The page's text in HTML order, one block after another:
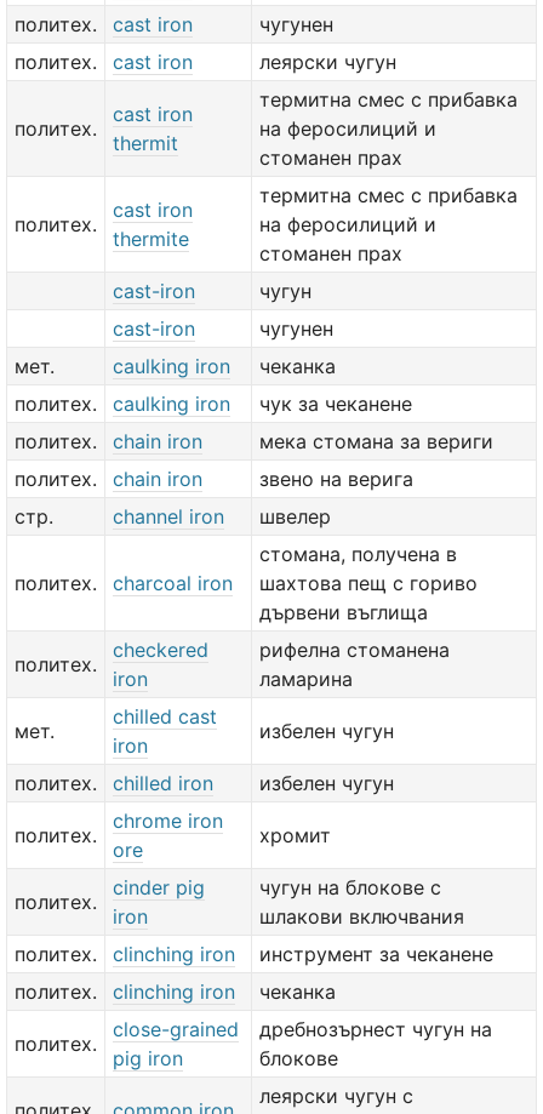
политех.
cast iron
чугунен
политех.
cast iron леярски чугун
политех.
cast iron
thermit
термитна смес с прибавка
на феросилиций и
стоманен прах
политех.
cast iron
thermite
термитна смес с прибавка
на феросилиций и
стоманен прах
cast-iron
чугун
cast-iron
чугунен
мет.
caulking iron
чеканка
политех.
caulking iron
чук за чеканене
политех.
chain iron
мека стомана за вериги
политех.
chain iron
звено на верига
стр.
channel iron швелер
политех. charcoal iron
стомана, получена в
шахтова пещ с гориво
дървени въглища
политех.
checkered
iron
рифелна стоманена
ламарина
мет.
chilled cast
iron
избелен чугун
политех. chilled iron избелен чугун
политех.
chrome iron
ore
хромит
политех.
cinder pig
iron
чугун на блокове с
шлакови включвания
политех.
clinching iron
инструмент за чеканене
политех.
clinching iron чеканка
политех.
close-grained
pig iron
дребнозърнест чугун на
блокове
леярски чугун с